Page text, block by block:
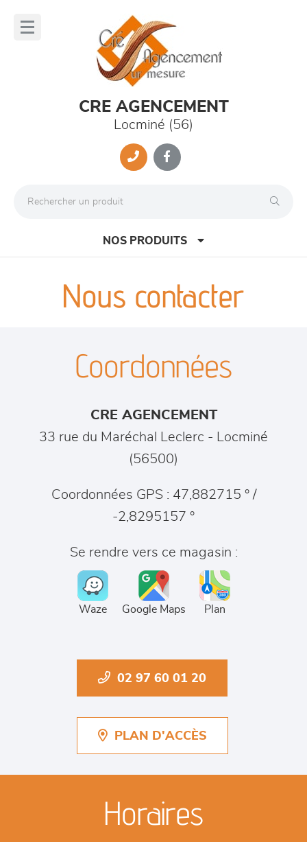
CRE AGENCEMENT
Locminé (56)
NOS PRODUITS
canapés et fauteuils
décoration
Nous contacter
Coordonnées
CRE AGENCEMENT
33 rue du Maréchal Leclerc - Locminé
(56500)
Coordonnées GPS : 47,882715 ° /
-2,8295157 °
Se rendre vers ce magasin :
Waze Google Maps Plan
02 97 60 01 20
PLAN D'ACCÈS
Horaires